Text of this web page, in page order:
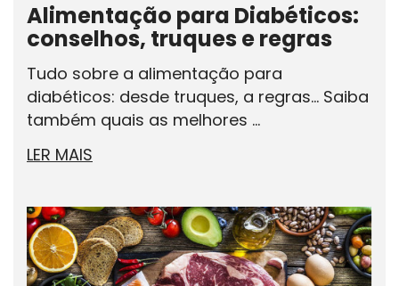
Alimentação para Diabéticos:
conselhos, truques e regras
Tudo sobre a alimentação para
diabéticos: desde truques, a regras... Saiba
também quais as melhores ...
LER MAIS